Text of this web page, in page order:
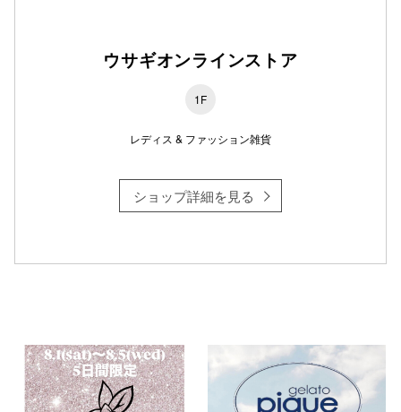
ウサギオンラインストア
1F
レディス & ファッション雑貨
ショップ詳細を見る